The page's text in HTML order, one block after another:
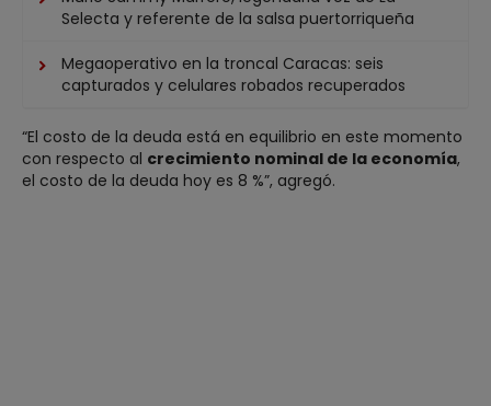
Selecta y referente de la salsa puertorriqueña
Megaoperativo en la troncal Caracas: seis
capturados y celulares robados recuperados
“El costo de la deuda está en equilibrio en este momento
con respecto al crecimiento nominal de la economía,
el costo de la deuda hoy es 8 %”, agregó.